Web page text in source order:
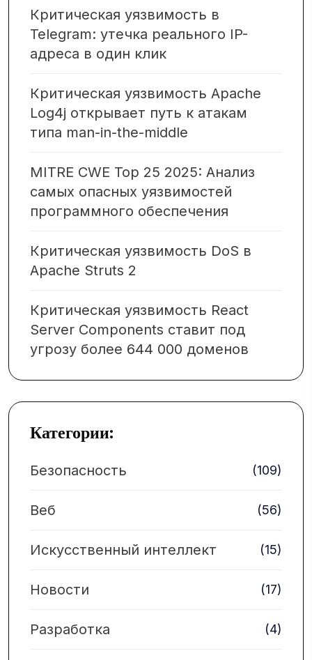
Критическая уязвимость в
Telegram: утечка реального IP-
адреса в один клик
Критическая уязвимость Apache
Log4j открывает путь к атакам
типа man-in-the-middle
MITRE CWE Top 25 2025: Анализ
самых опасных уязвимостей
программного обеспечения
Критическая уязвимость DoS в
Apache Struts 2
Критическая уязвимость React
Server Components ставит под
угрозу более 644 000 доменов
Категории:
Безопасность (109)
Веб (56)
Искусственный интеллект (15)
Новости (17)
Разработка (4)